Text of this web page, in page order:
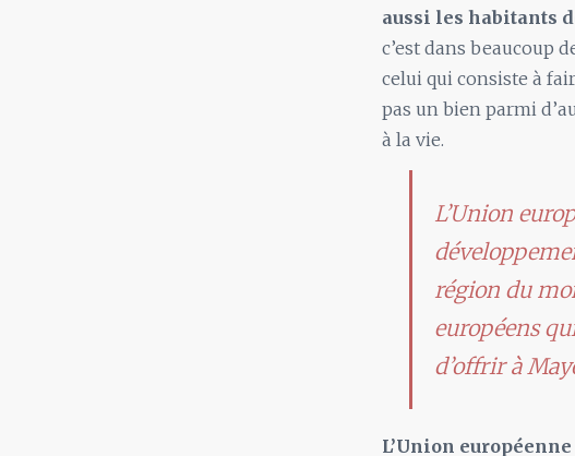
aussi les habitants
c’est dans beaucoup
celui qui consiste à
pas un bien parmi
à la vie.
L’Union
région du
européens
d’offrir à
L’Union